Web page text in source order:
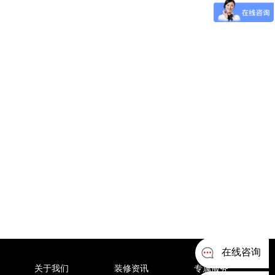
在线咨询
关于我们 装修资讯 专属服务